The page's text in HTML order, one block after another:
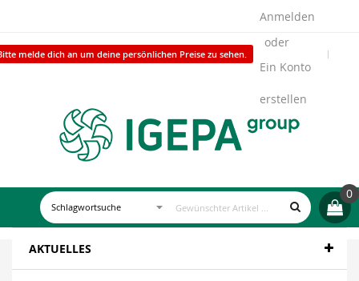
melde dich an um deine persönlichen Preise zu sehen.
Anmelden
Ein Konto
erstellen
0
AKTUELLES